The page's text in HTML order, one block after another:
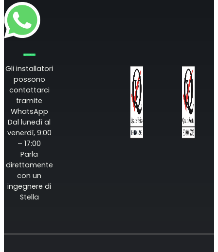
Gli installatori
possono
contattarci
tramite
WhatsApp
Dal lunedì al
venerdì, 9:00
– 17:00
Parla
direttamente
con un
ingegnere di
Stella